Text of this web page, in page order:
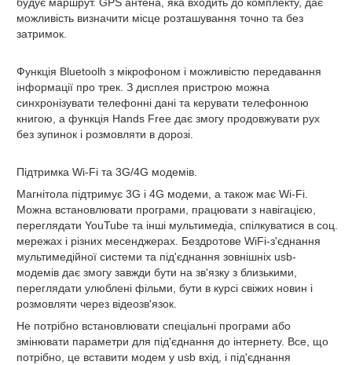
можливість визначити місце розташування точно та без
затримок.
Функція Bluetoolh з мікрофоном і можливістю передавання
інформації про трек. З дисплея пристрою можна
синхронізувати телефонні дані та керувати телефонною
книгою, а функція Hands Free дає змогу продовжувати рух
без зупинок і розмовляти в дорозі.
Підтримка Wi-Fi та 3G/4G модемів.
Магнітола підтримує 3G і 4G модеми, а також має Wi-Fi.
Можна встановлювати програми, працювати з навігацією,
переглядати YouTube та інші мультимедіа, спілкуватися в соц.
мережах і різних месенджерах. Бездротове WiFi-з'єднання
мультимедійної системи та під'єднання зовнішніх usb-
модемів дає змогу завжди бути на зв'язку з близькими,
переглядати улюблені фільми, бути в курсі свіжих новин і
розмовляти через відеозв'язок.
Не потрібно встановлювати спеціальні програми або
змінювати параметри для під'єднання до інтернету. Все, що
потрібно, це вставити модем у usb вхід, і під'єднання